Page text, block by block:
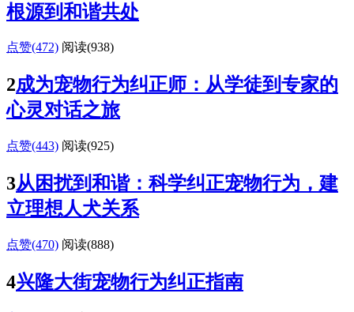
根源到和谐共处
点赞(472) 阅读(938)
2成为宠物行为纠正师：从学徒到专家的
心灵对话之旅
点赞(443) 阅读(925)
3从困扰到和谐：科学纠正宠物行为，建
立理想人犬关系
点赞(470) 阅读(888)
4兴隆大街宠物行为纠正指南